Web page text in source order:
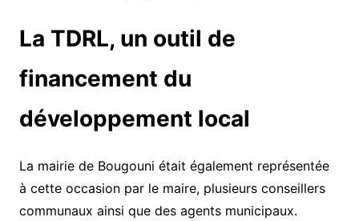
La TDRL, un outil de
financement du
développement local
La mairie de Bougouni était également représentée
à cette occasion par le maire, plusieurs conseillers
communaux ainsi que des agents municipaux.